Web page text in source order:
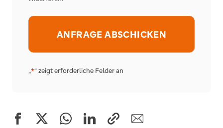
„*“ zeigt erforderliche Felder an
Alternative: